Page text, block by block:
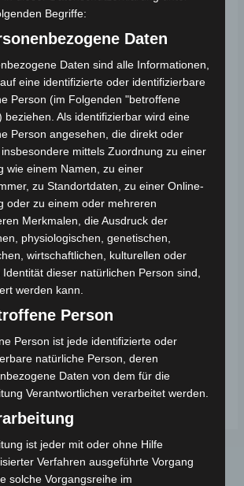
von
5
OBERE
Begriffe:
Daten
Daten sind alle Informationen,
eine identifizierte oder identifizierbare
Person (im Folgenden "betroffene
beziehen. Als identifizierbar wird eine
Person angesehen, die direkt oder
mittels Zuordnung zu einer
wie einem Namen, zu einer
zu Standortdaten, zu einer Online-
oder zu einem oder mehreren
Merkmalen, die Ausdruck der
physiologischen, genetischen,
wirtschaftlichen, kulturellen oder
dieser natürlichen Person sind,
werden kann.
Person
Person ist jede identifizierte oder
natürliche Person, deren
Daten von dem für die
Verantwortlichen verarbeitet werden.
ist jeder mit oder ohne Hilfe
Verfahren ausgeführte Vorgang
solche Vorgangsreihe im